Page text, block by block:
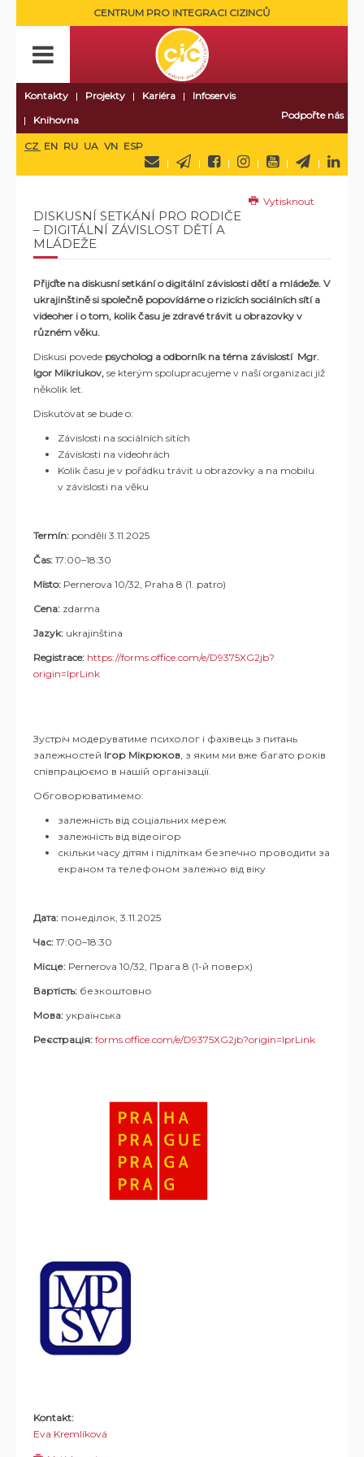
CENTRUM PRO INTEGRACI CIZINCŮ
Kontakty Projekty Kariéra
Infoservis
Knihovna
Podpořte nás
CZ EN RU UA VN ESP
Vytisknout
DISKUSNÍ SETKÁNÍ PRO RODIČE
– DIGITÁLNÍ ZÁVISLOST DĚTÍ A
MLÁDEŽE
Přijďte na diskusní setkání o digitální závislosti dětí a mládeže. V
ukrajinštině si společně popovídáme o rizicích sociálních sítí a
videoher i o tom, kolik času je zdravé trávit u obrazovky v
různém věku.
Diskusi povede psycholog a odborník na téma závislostí Mgr.
Igor Mikriukov, se kterým spolupracujeme v naší organizaci již
několik let.
Diskutovat se bude o:
Závislosti na sociálních sítích
Závislosti na videohrách
Kolik času je v pořádku trávit u obrazovky a na mobilu
v závislosti na věku
Termín: pondělí 3.11.2025
Čas: 17:00–18:30
Místo: Pernerova 10/32, Praha 8 (1. patro)
Cena: zdarma
Jazyk: ukrajinština
Registrace: https://forms.office.com/e/D9375XG2jb?
origin=lprLink
Зустріч модеруватиме психолог і фахівець з питань
залежностей Ігор Мікрюков, з яким ми вже багато років
співпрацюємо в нашій організації.
Обговорюватимемо:
залежність від соціальних мереж
залежність від відеоігор
скільки часу дітям і підліткам безпечно проводити за
екраном та телефоном залежно від віку
Дата: понеділок, 3.11.2025
Час: 17:00–18:30
Місце: Pernerova 10/32, Прага 8 (1-й поверх)
Вартість: безкоштовно
Мова: українська
Реєстрація: forms.office.com/e/D9375XG2jb?origin=lprLink
Kontakt:
Eva Kremlíková